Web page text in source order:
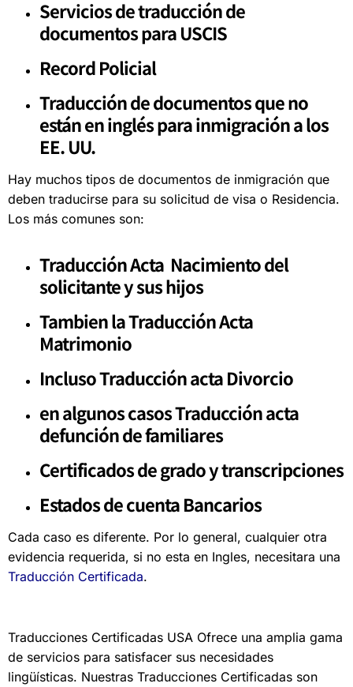
Servicios de traducción de
documentos para USCIS
Record Policial
Traducción de documentos que no
están en inglés para inmigración a los
EE. UU.
Hay muchos tipos de documentos de inmigración que
deben traducirse para su solicitud de visa o Residencia.
Los más comunes son:
Traducción Acta Nacimiento del
solicitante y sus hijos
Tambien la Traducción Acta
Matrimonio
Incluso Traducción acta Divorcio
en algunos casos Traducciónacta
defunción de familiares
Certificados de grado y transcripciones
Estados de cuenta Bancarios
Cada caso es diferente. Por lo general, cualquier otra
evidencia requerida, si no esta en Ingles, necesitara una
Traducción Certificada.
Traducciones Certificadas USA Ofrece una amplia gama
de servicios para satisfacer sus necesidades
lingüísticas. Nuestras Traducciones Certificadas son